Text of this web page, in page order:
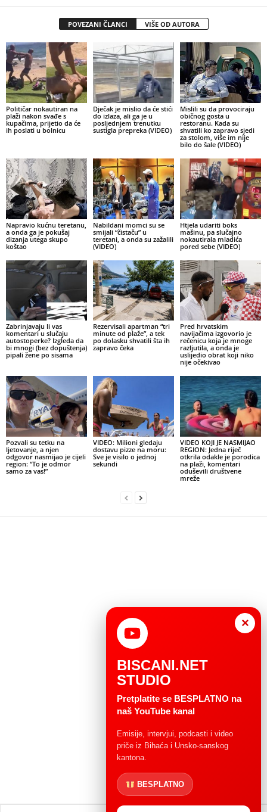
POVEZANI ČLANCI VIŠE OD AUTORA
Političar nokautiran na
plaži nakon svađe s
kupačima, prijetio da će
ih poslati u bolnicu
Dječak je mislio da će stići
do izlaza, ali ga je u
posljednjem trenutku
sustigla prepreka (VIDEO)
Mislili su da provociraju
običnog gosta u
restoranu. Kada su
shvatili ko zapravo sjedi
za stolom, više im nije
bilo do šale (VIDEO)
Napravio kućnu teretanu,
a onda ga je pokušaj
dizanja utega skupo
koštao
Nabildani momci su se
smijali “čistaču” u
teretani, a onda su zažalili
(VIDEO)
Htjela udariti boks
mašinu, pa slučajno
nokautirala mladića
pored sebe (VIDEO)
Zabrinjavaju li vas
komentari u slučaju
autostoperke? Izgleda da
bi mnogi (bez dopuštenja)
pipali žene po sisama
Rezervisali apartman “tri
minute od plaže”, a tek
po dolasku shvatili šta ih
zapravo čeka
Pred hrvatskim
navijačima izgovorio je
rečenicu koja je mnoge
razljutila, a onda je
uslijedio obrat koji niko
nije očekivao
Pozvali su tetku na
ljetovanje, a njen
odgovor nasmijao je cijeli
region: “To je odmor
samo za vas!”
VIDEO: Milioni gledaju
dostavu pizze na moru:
Sve je visilo o jednoj
sekundi
VIDEO KOJI JE NASMIJAO
REGION: Jedna riječ
otkrila odakle je porodica
na plaži, komentari
oduševili društvene
mreže
×
BISCANI.NET
STUDIO
Pretplatite se BESPLATNO na
naš YouTube kanal
Emisije, intervjui, podcasti i video
priče iz Bihaća i Unsko-sanskog
kantona.
BESPLATNO